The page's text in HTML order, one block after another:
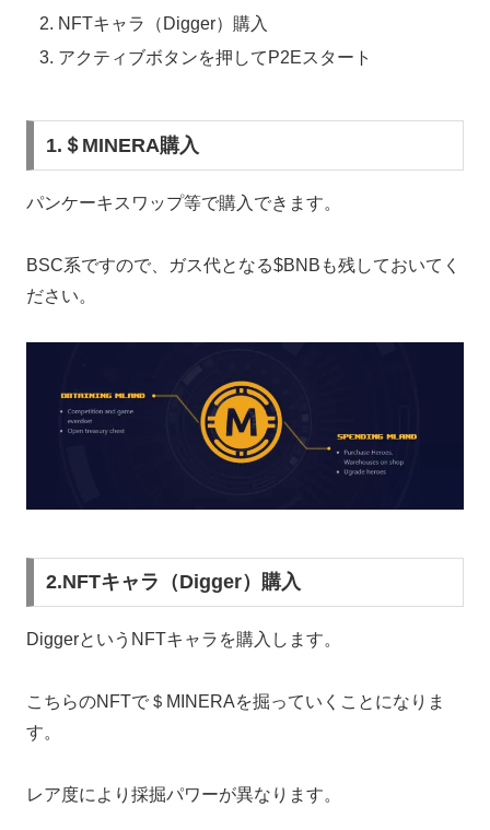
NFTキャラ（Digger）購入
アクティブボタンを押してP2Eスタート
1.＄MINERA購入
パンケーキスワップ等で購入できます。
BSC系ですので、ガス代となる$BNBも残しておいてく
ださい。
2.NFTキャラ（Digger）購入
DiggerというNFTキャラを購入します。
こちらのNFTで＄MINERAを掘っていくことになりま
す。
レア度により採掘パワーが異なります。